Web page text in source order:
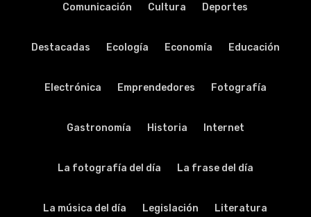
Comunicación Cultura Deportes
Destacadas Ecología Economía Educación
Electrónica Emprendedores Fotografía
Gastronomía Historia Internet
La fotografía del día La frase del día
La música del día Legislación Literatura